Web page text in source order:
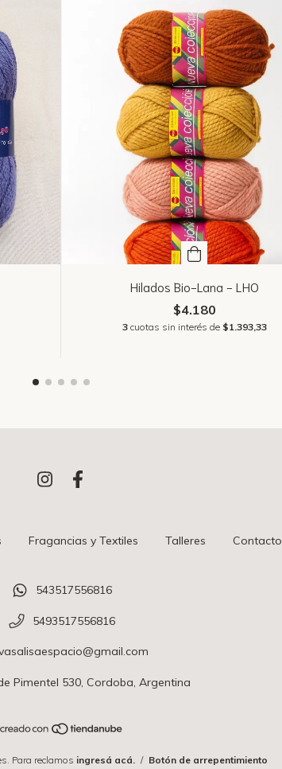
Hilados Bio-Lana - LHO
$4.180
3 cuotas sin interés de $1.393,33
Fragancias y Textiles Talleres Contacto
543517556816
5493517556816
Pimentel 530, Cordoba, Argentina
Para reclamos ingresá acá. / Botón de arrepentimiento